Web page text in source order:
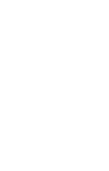
「安心
を徹底。安心感と